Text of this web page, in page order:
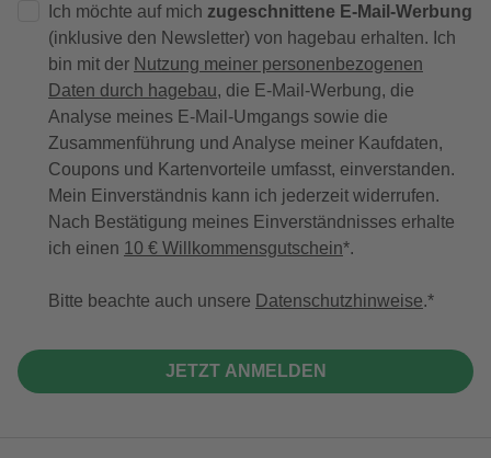
Ich möchte auf mich zugeschnittene E-Mail-Werbung
(inklusive den Newsletter) von hagebau erhalten. Ich
bin mit der Nutzung meiner personenbezogenen
Daten durch hagebau, die E-Mail-Werbung, die
Analyse meines E-Mail-Umgangs sowie die
Zusammenführung und Analyse meiner Kaufdaten,
Coupons und Kartenvorteile umfasst, einverstanden.
Mein Einverständnis kann ich jederzeit widerrufen.
Nach Bestätigung meines Einverständnisses erhalte
ich einen 10 € Willkommensgutschein*.
Bitte beachte auch unsere Datenschutzhinweise.
JETZT ANMELDEN